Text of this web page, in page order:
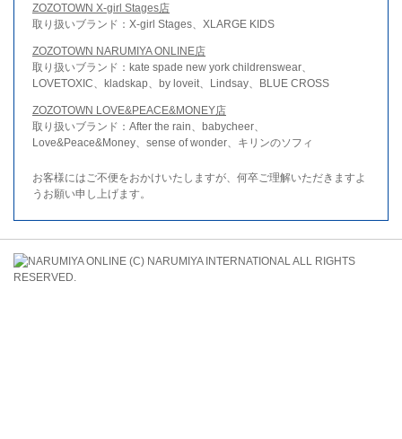
ZOZOTOWN X-girl Stages店
取り扱いブランド：X-girl Stages、XLARGE KIDS
ZOZOTOWN NARUMIYA ONLINE店
取り扱いブランド：kate spade new york childrenswear、
LOVETOXIC、kladskap、by loveit、Lindsay、BLUE CROSS
ZOZOTOWN LOVE&PEACE&MONEY店
取り扱いブランド：After the rain、babycheer、
Love&Peace&Money、sense of wonder、キリンのソフィ
お客様にはご不便をおかけいたしますが、何卒ご理解いただきますよ
うお願い申し上げます。